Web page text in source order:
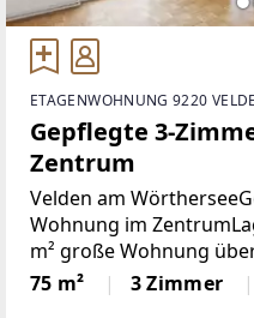
ETAGENWOHNUNG 9220
Gepflegte 3-
Zentrum
Velden am
Wohnung im
m² große Wohnung
durchdachte
ausgezeichnete Lage
75 m² 3 Zimmer